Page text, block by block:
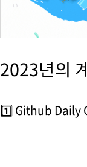
2023년의
1️⃣ Github Daily